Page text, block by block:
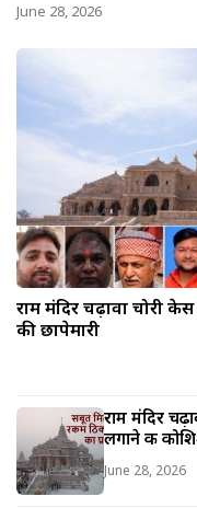
June 28, 2026
राम मंदिर चढ़ावा चोरी
की छापेमारी
राम मंदिर
लगाने की
June 28, 2026